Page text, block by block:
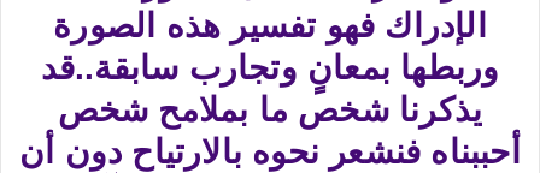
الإدراك فهو تفسير هذه الصورة
وربطها بمعانٍ وتجارب سابقة..قد
يذكرنا شخص ما بملامح شخص
أحببناه فنشعر نحوه بالارتياح دون أن